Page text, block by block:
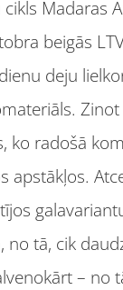
Madaras
beigās
deju
ko radošā
apstākļos.
no tā, cik
– no